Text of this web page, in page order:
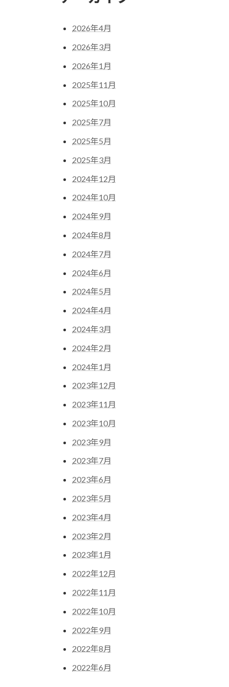
2026年4月
2026年3月
2026年1月
2025年11月
2025年10月
2025年7月
2025年5月
2025年3月
2024年12月
2024年10月
2024年9月
2024年8月
2024年7月
2024年6月
2024年5月
2024年4月
2024年3月
2024年2月
2024年1月
2023年12月
2023年11月
2023年10月
2023年9月
2023年7月
2023年6月
2023年5月
2023年4月
2023年2月
2023年1月
2022年12月
2022年11月
2022年10月
2022年9月
2022年8月
2022年6月